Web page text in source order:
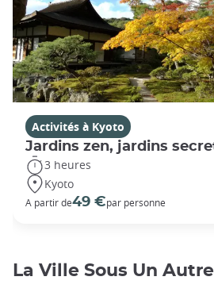
Activités à Kyoto
Jardins zen, jardins
3 heures
Kyoto
A partir de49 €par personne
La Ville Sous Un